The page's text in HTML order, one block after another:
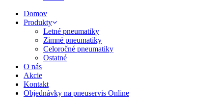
Domov
Produkty
Letné pneumatiky
Zimné pneumatiky
Celoročné pneumatiky
Ostatné
O nás
Akcie
Kontakt
Objednávky na pneuservis Online